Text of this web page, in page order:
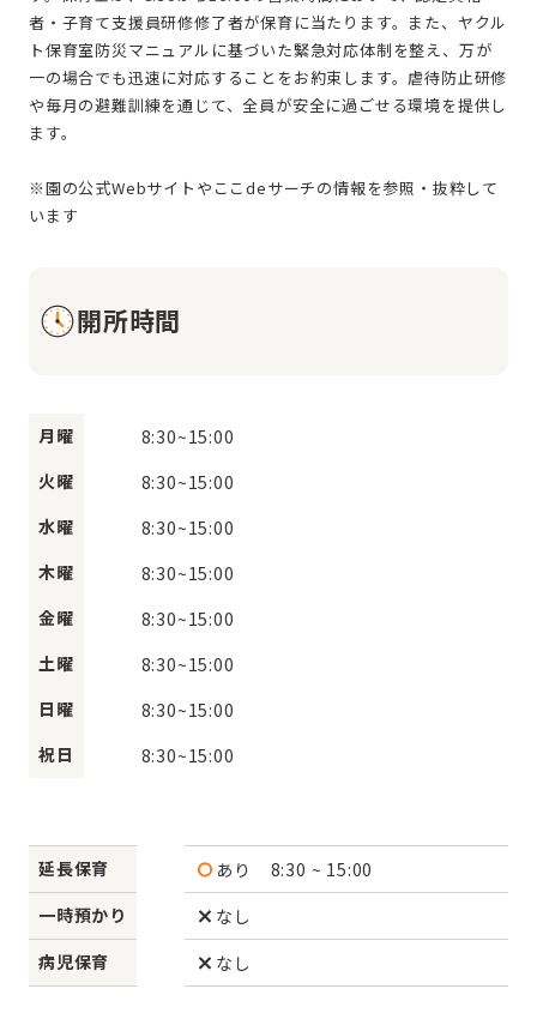
者・子育て支援員研修修了者が保育に当たります。また、ヤクル
ト保育室防災マニュアルに基づいた緊急対応体制を整え、万が
一の場合でも迅速に対応することをお約束します。虐待防止研修
や毎月の避難訓練を通じて、全員が安全に過ごせる環境を提供し
ます。
※園の公式Webサイトやここdeサーチの情報を参照・抜粋して
開所時間
月曜 8:30~15:00
火曜
8:30~15:00
水曜
8:30~15:00
木曜
8:30~15:00
金曜
8:30~15:00
土曜
8:30~15:00
日曜
8:30~15:00
祝日
8:30~15:00
延長保育 あり
8:30 ~ 15:00
一時預かり
なし
病児保育
なし